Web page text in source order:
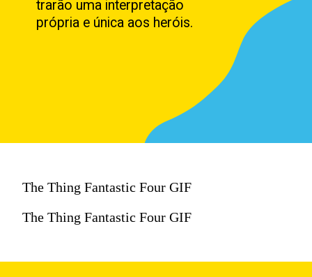
trarão uma interpretação
própria e única aos heróis.
The Thing Fantastic Four GIF
The Thing Fantastic Four GIF